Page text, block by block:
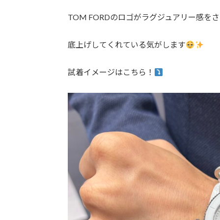
TOM FORDのロゴがラグジュアリー感を
底上げしてくれている気がします
試着イメージはこちら！